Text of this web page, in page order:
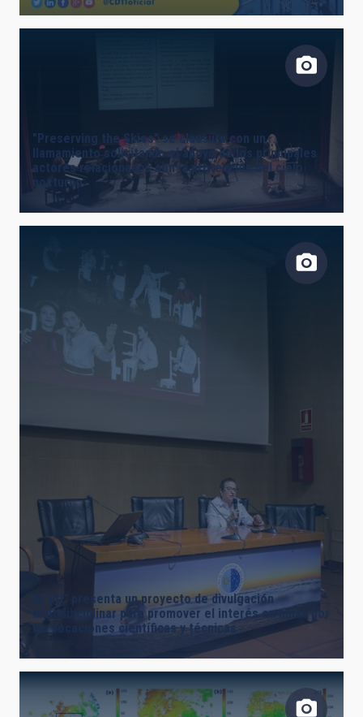
"Preserving the Skies" se clausura con un
llamamiento solicitando el apoyo de los principales
actores relacionados con la protección del cielo
nocturno
EL IAC presenta un proyecto de divulgación
multidisciplinar para promover el interés en niñas por
las vocaciones científicas y técnicas